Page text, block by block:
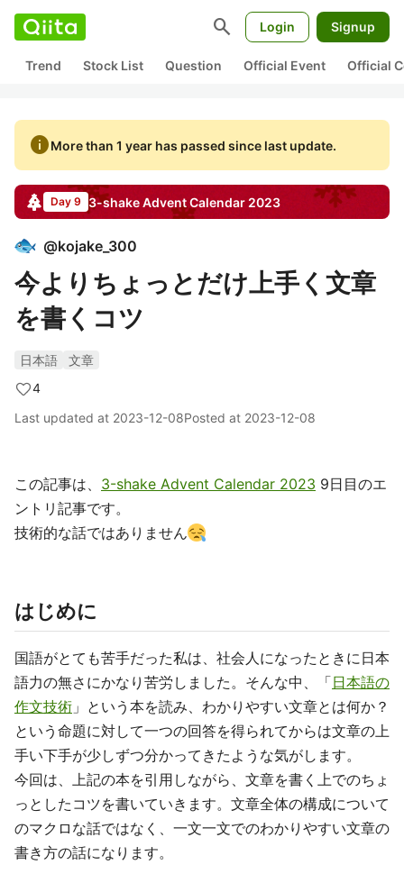
search Login Signup
Trend Stock List Question Official Event Official
infoMore than 1 year has passed since last update.
Day 9 3-shakeAdvent Calendar 2023
@kojake_300
今よりちょっとだけ上手く文章
を書くコツ
日本語
文章
4
Last updated at 2023-12-08Posted at 2023-12-08
この記事は、 3-shake Advent Calendar 2023 9日目のエ
ントリ記事です。
技術的な話ではありません
はじめに
国語がとても苦手だった私は、社会人になったときに日本
語力の無さにかなり苦労しました。そんな中、「日本語の
作文技術 」という本を読み、わかりやすい文章とは何か？
という命題に対して一つの回答を得られてからは文章の上
手い下手が少しずつ分かってきたような気がします。
今回は、上記の本を引用しながら、文章を書く上でのちょ
っとしたコツを書いていきます。文章全体の構成について
のマクロな話ではなく、一文一文でのわかりやすい文章の
書き方の話になります。